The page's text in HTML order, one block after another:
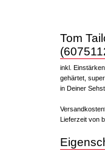
Tom
inkl.
gehärtet,
in Deiner
Lieferzeit von